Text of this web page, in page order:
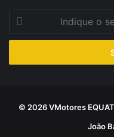
seu
de
© 2026 VMotores
João